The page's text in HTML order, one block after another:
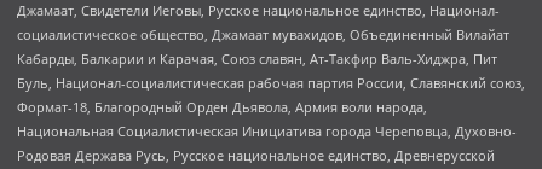
Джамаат, Свидетели Иеговы, Русское национальное единство, Национал-
социалистическое общество, Джамаат мувахидов, Объединенный Вилайат
Кабарды, Балкарии и Карачая, Союз славян, Ат-Такфир Валь-Хиджра, Пит
Буль, Национал-социалистическая рабочая партия России, Славянский союз,
Формат-18, Благородный Орден Дьявола, Армия воли народа,
Национальная Социалистическая Инициатива города Череповца, Духовно-
Родовая Держава Русь, Русское национальное единство, Древнерусской